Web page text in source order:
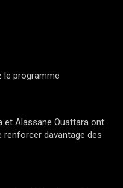
le programme
et Alassane Ouattara ont
davantage des